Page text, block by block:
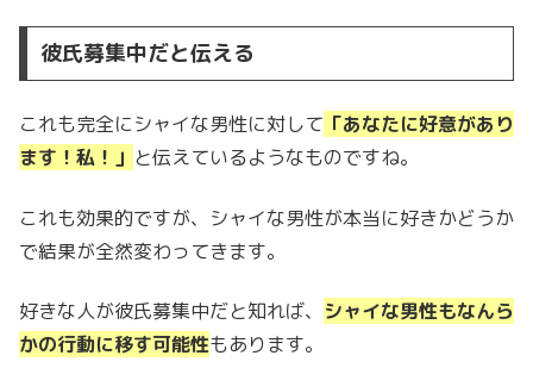
彼氏募集中だと伝える
これも完全にシャイな男性に対して 「あなたに好意があり
ます！私！」 と伝えているようなものですね。
これも効果的ですが、シャイな男性が本当に好きかどうか
で結果が全然変わってきます。
好きな人が彼氏募集中だと知れば、 シャイな男性もなんら
かの行動に移す可能性もあります。